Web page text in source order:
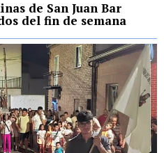
de San Juan Bar
del fin de semana